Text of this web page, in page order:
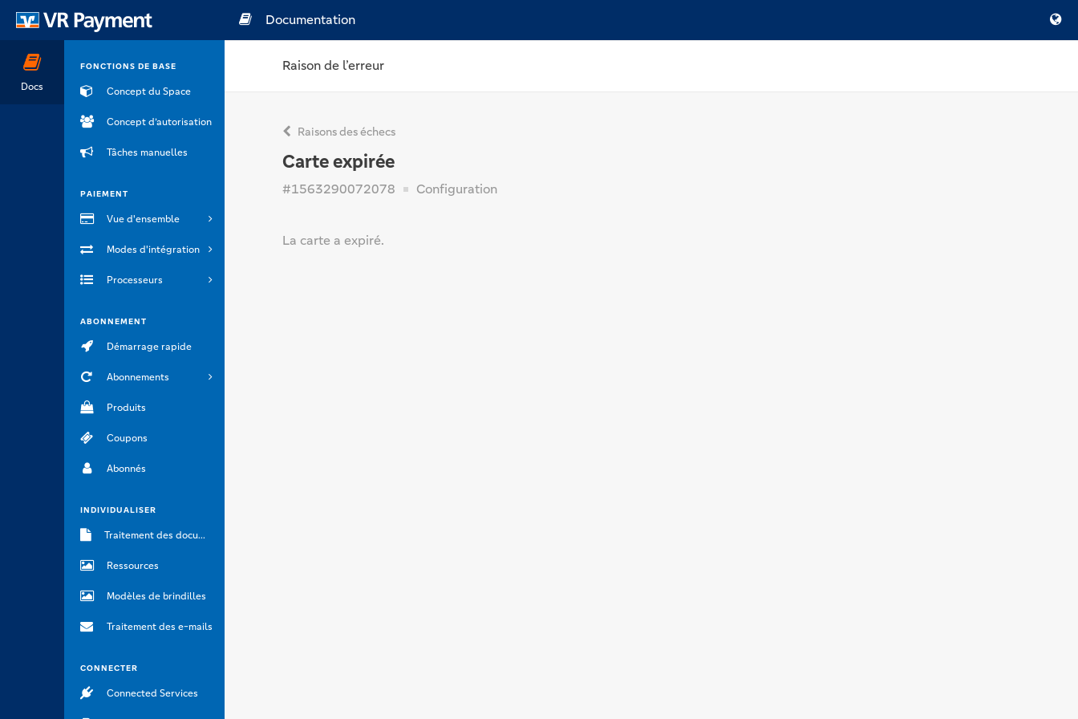
Docs
FONCTIONS DE BASE
Concept du Space
Concept d’autorisation
Tâches manuelles
PAIEMENT
Vue d'ensemble
Modes d'intégration
Processeurs
ABONNEMENT
Démarrage rapide
Abonnements
Produits
Coupons
Abonnés
INDIVIDUALISER
Traitement des documents
Ressources
Modèles de brindilles
Traitement des e-mails
CONNECTER
Connected Services
Documentation
Raison de l’erreur
Raisons des échecs
Carte expirée
#1563290072078 Configuration
La carte a expiré.